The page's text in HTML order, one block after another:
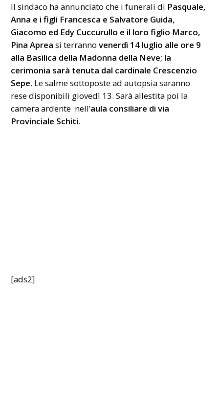
Il sindaco ha annunciato che i funerali di Pasquale,
Anna e i figli Francesca e Salvatore Guida,
Giacomo ed Edy Cuccurullo e il loro figlio Marco,
Pina Apreasi terrannovenerdì 14 luglio alle ore 9
alla Basilica della Madonna della Neve; la
cerimonia sarà tenuta dal cardinale Crescenzio
Sepe. Le salme sottoposte ad autopsia saranno
rese disponibili giovedì 13. Sarà allestita poi la
camera ardente nell’aula consiliare di via
Provinciale Schiti.
[ads2]